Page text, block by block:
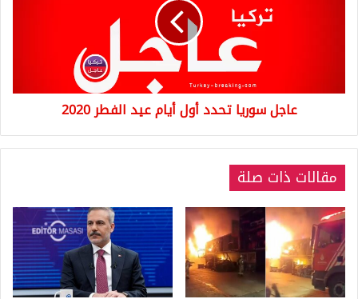
عاجل سوريا تحدد أول أيام عيد الفطر 2020
مقالات ذات صلة